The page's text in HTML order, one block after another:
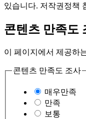
있습니다. 저작권정책
콘텐츠 만족도
이 페이지에서 제공하
콘텐츠 만족도 조사
매우만족
만족
보통